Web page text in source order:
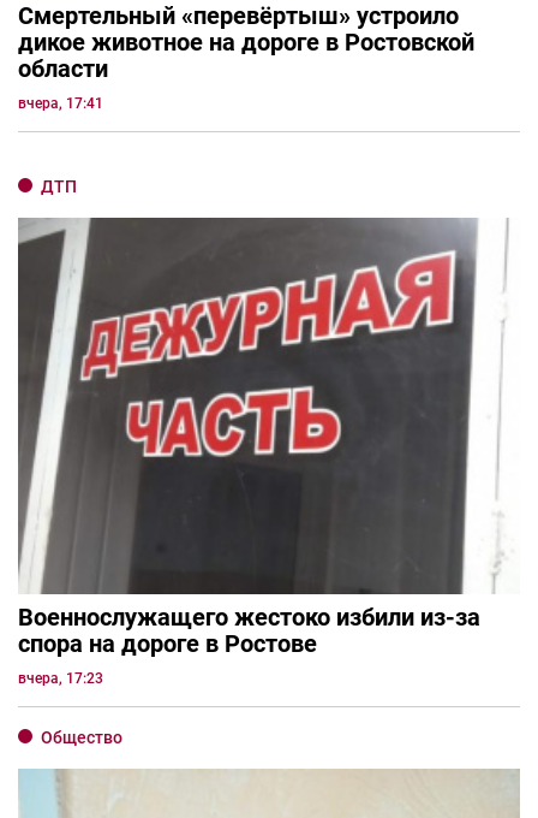
Смертельный «перевёртыш» устроило
дикое животное на дороге в Ростовской
области
вчера, 17:41
ДТП
Военнослужащего жестоко избили из-за
спора на дороге в Ростове
вчера, 17:23
Общество